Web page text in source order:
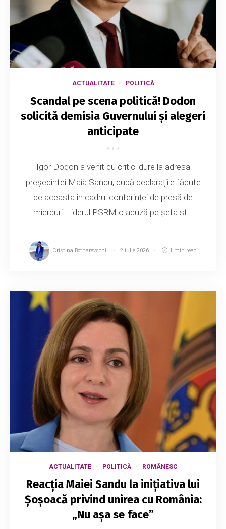
ACTUALITATE POLITICĂ
Scandal pe scena politică! Dodon
solicită demisia Guvernului și alegeri
anticipate
Igor Dodon a venit cu critici dure la adresa
președintei Maia Sandu, după declarațiile făcute
de aceasta în cadrul conferinței de presă de
miercuri. Liderul PSRM o acuză pe șefa st...
Cristina Botnarevschi 2 iulie 2026 1 min read
ACTUALITATE POLITICĂ ROMÂNESC
Reacția Maiei Sandu la inițiativa lui
Șoșoacă privind unirea cu România:
„Nu așa se face”